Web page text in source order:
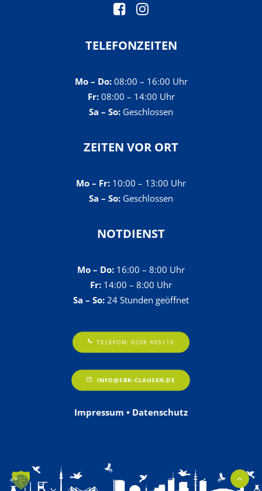
TELEFONZEITEN
Mo – Do:08:00 – 16:00 Uhr
Fr:08:00 – 14:00 Uhr
Sa – So: Geschlossen
ZEITEN VOR ORT
Mo – Fr: 10:00 – 13:00 Uhr
Sa – So: Geschlossen
NOTDIENST
Mo – Do: 16:00 – 8:00 Uhr
Fr: 14:00 – 8:00 Uhr
Sa – So: 24 Stunden geöffnet
TELEFON: 0208 405115
INFO@SBK-CLAUSEN.DE
Impressum • Datenschutz